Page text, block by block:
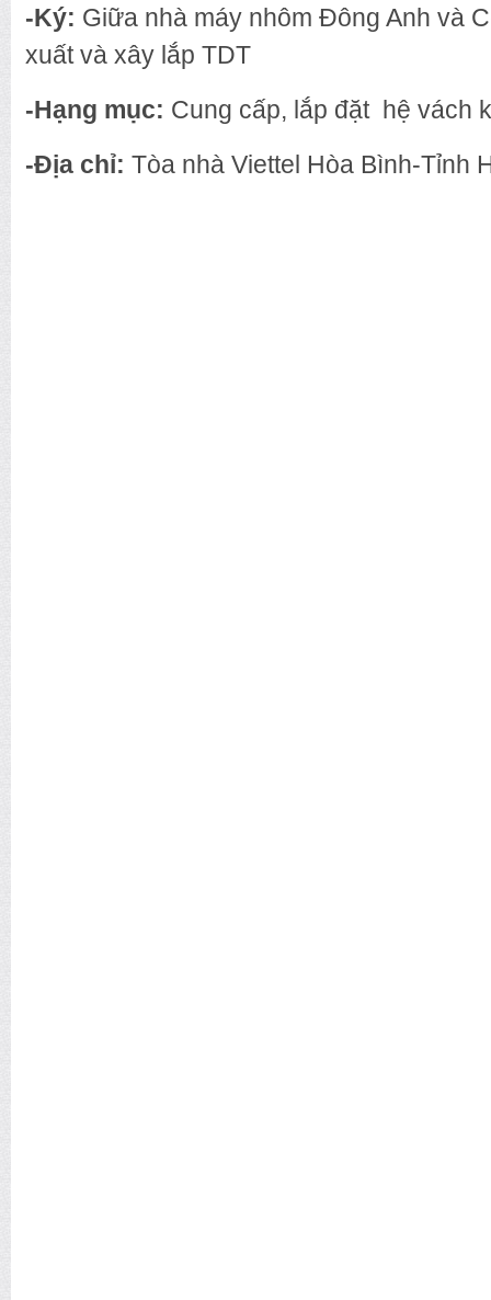
-Ký: Giữa nhà máy nhôm Đông Anh và
xuất và xây lắp TDT
-Hạng mục: Cung cấp, lắp đặt hệ vách
-Địa chỉ: Tòa nhà Viettel Hòa Bình-Tỉnh